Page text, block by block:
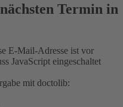
Termin in
E-Mail-Adresse ist vor
JavaScript eingeschaltet
mit doctolib: